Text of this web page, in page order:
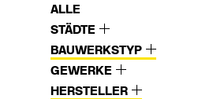
ALLE
STÄDTE
BAUWERKSTYP
GEWERKE
HERSTELLER